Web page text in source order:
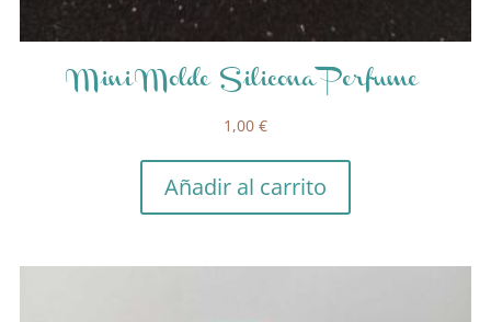
Mini Molde Silicona Perfume
1,00 €
Añadir al carrito